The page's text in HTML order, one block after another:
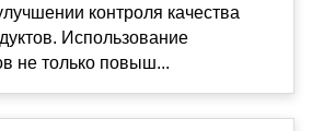
контроля качества
Использование
не только повыш...